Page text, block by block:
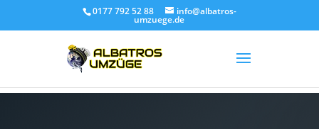
0177 792 52 88 info@albatros-
umzuege.de